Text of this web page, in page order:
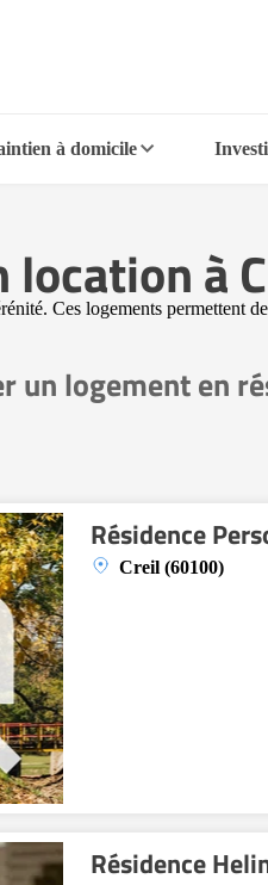
à domicile
location à
Ces logements
un logement en
Résidence
Creil (60100)
Résidence